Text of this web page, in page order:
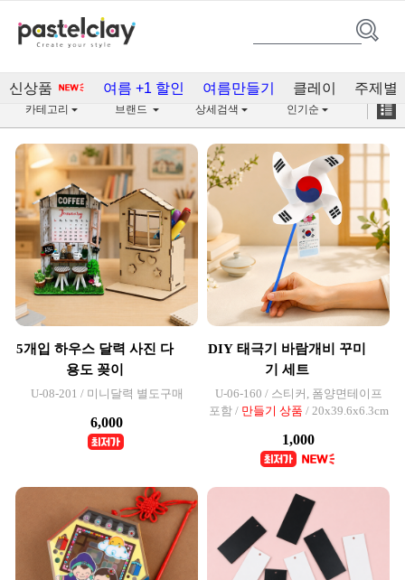
신상품 여름 +1 할인 여름만들기 클레이 주제별
실버(553)
카테고리 브랜드 상세검색 인기순
5개입 하우스 달력 사진 다
용도 꽂이
U-08-201 / 미니달력 별도구매
6,000
DIY 태극기 바람개비 꾸미
기 세트
U-06-160 / 스티커, 폼양면테이프
포함 / 만들기 상품 / 20x39.6x6.3cm
1,000